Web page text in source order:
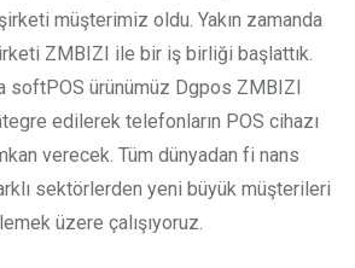
müşterimiz oldu. Yakın zamanda
ZMBIZI ile bir iş birliği başlattık.
softPOS ürünümüz Dgpos ZMBIZI
edilerek telefonların POS cihazı
verecek. Tüm dünyadan fi nans
sektörlerden yeni büyük müşterileri
üzere çalışıyoruz.